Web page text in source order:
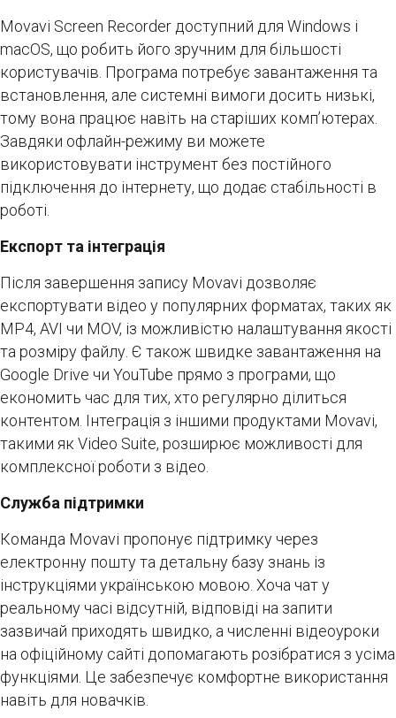
Movavi Screen Recorder доступний для Windows і
macOS, що робить його зручним для більшості
користувачів. Програма потребує завантаження та
встановлення, але системні вимоги досить низькі,
тому вона працює навіть на старіших комп’ютерах.
Завдяки офлайн-режиму ви можете
використовувати інструмент без постійного
підключення до інтернету, що додає стабільності в
роботі.
Експорт та інтеграція
Після завершення запису Movavi дозволяє
експортувати відео у популярних форматах, таких як
MP4, AVI чи MOV, із можливістю налаштування якості
та розміру файлу. Є також швидке завантаження на
Google Drive чи YouTube прямо з програми, що
економить час для тих, хто регулярно ділиться
контентом. Інтеграція з іншими продуктами Movavi,
такими як Video Suite, розширює можливості для
комплексної роботи з відео.
Служба підтримки
Команда Movavi пропонує підтримку через
електронну пошту та детальну базу знань із
інструкціями українською мовою. Хоча чат у
реальному часі відсутній, відповіді на запити
зазвичай приходять швидко, а численні відеоуроки
на офіційному сайті допомагають розібратися з усіма
функціями. Це забезпечує комфортне використання
навіть для новачків.